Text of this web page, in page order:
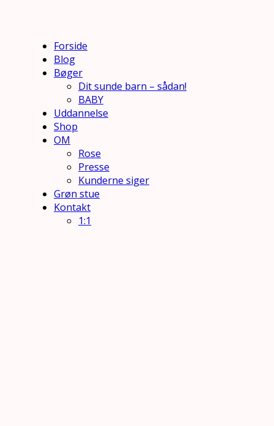
Forside
Blog
Bøger
Dit sunde barn – sådan!
BABY
Uddannelse
Shop
OM
Rose
Presse
Kunderne siger
Grøn stue
Kontakt
1:1